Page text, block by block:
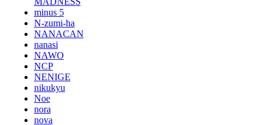
minus 5
N-zumi-ha
NANACAN
nanasi
NAWO
NCP
NENIGE
nikukyu
Noe
nora
nova